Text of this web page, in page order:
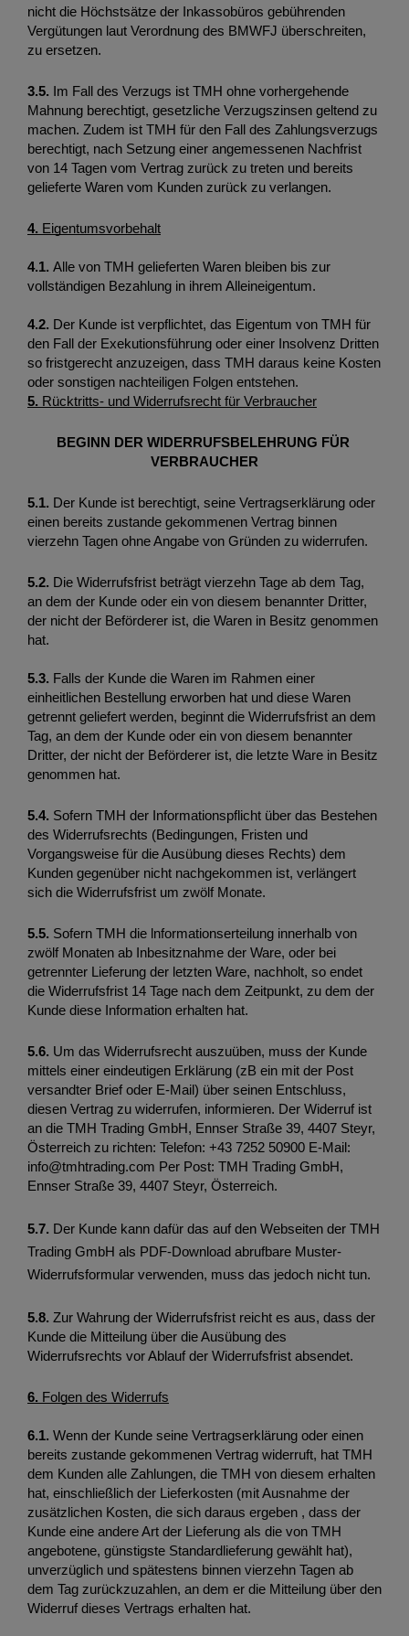
nicht die Höchstsätze der Inkassobüros gebührenden
Vergütungen laut Verordnung des BMWFJ überschreiten,
zu ersetzen.
3.5. Im Fall des Verzugs ist TMH ohne vorhergehende
Mahnung berechtigt, gesetzliche Verzugszinsen geltend zu
machen. Zudem ist TMH für den Fall des Zahlungsverzugs
berechtigt, nach Setzung einer angemessenen Nachfrist
von 14 Tagen vom Vertrag zurück zu treten und bereits
gelieferte Waren vom Kunden zurück zu verlangen.
4. Eigentumsvorbehalt
4.1. Alle von TMH gelieferten Waren bleiben bis zur
vollständigen Bezahlung in ihrem Alleineigentum.
4.2. Der Kunde ist verpflichtet, das Eigentum von TMH für
den Fall der Exekutionsführung oder einer Insolvenz Dritten
so fristgerecht anzuzeigen, dass TMH daraus keine Kosten
oder sonstigen nachteiligen Folgen entstehen.
5. Rücktritts- und Widerrufsrecht für Verbraucher
BEGINN DER WIDERRUFSBELEHRUNG FÜR
VERBRAUCHER
5.1. Der Kunde ist berechtigt, seine Vertragserklärung oder
einen bereits zustande gekommenen Vertrag binnen
vierzehn Tagen ohne Angabe von Gründen zu widerrufen.
5.2. Die Widerrufsfrist beträgt vierzehn Tage ab dem Tag,
an dem der Kunde oder ein von diesem benannter Dritter,
der nicht der Beförderer ist, die Waren in Besitz genommen
hat.
5.3. Falls der Kunde die Waren im Rahmen einer
einheitlichen Bestellung erworben hat und diese Waren
getrennt geliefert werden, beginnt die Widerrufsfrist an dem
Tag, an dem der Kunde oder ein von diesem benannter
Dritter, der nicht der Beförderer ist, die letzte Ware in Besitz
genommen hat.
5.4. Sofern TMH der Informationspflicht über das Bestehen
des Widerrufsrechts (Bedingungen, Fristen und
Vorgangsweise für die Ausübung dieses Rechts) dem
Kunden gegenüber nicht nachgekommen ist, verlängert
sich die Widerrufsfrist um zwölf Monate.
5.5. Sofern TMH die lnformationserteilung innerhalb von
zwölf Monaten ab Inbesitznahme der Ware, oder bei
getrennter Lieferung der letzten Ware, nachholt, so endet
die Widerrufsfrist 14 Tage nach dem Zeitpunkt, zu dem der
Kunde diese Information erhalten hat.
5.6. Um das Widerrufsrecht auszuüben, muss der Kunde
mittels einer eindeutigen Erklärung (zB ein mit der Post
versandter Brief oder E-Mail) über seinen Entschluss,
diesen Vertrag zu widerrufen, informieren. Der Widerruf ist
an die TMH Trading GmbH, Ennser Straße 39, 4407 Steyr,
Österreich zu richten: Telefon: +43 7252 50900 E-Mail:
info@tmhtrading.com Per Post: TMH Trading GmbH,
Ennser Straße 39, 4407 Steyr, Österreich.
5.7. Der Kunde kann dafür das auf den Webseiten der TMH
Trading GmbH als PDF-Download abrufbare Muster-
Widerrufsformular verwenden, muss das jedoch nicht tun.
5.8. Zur Wahrung der Widerrufsfrist reicht es aus, dass der
Kunde die Mitteilung über die Ausübung des
Widerrufsrechts vor Ablauf der Widerrufsfrist absendet.
6. Folgen des Widerrufs
6.1. Wenn der Kunde seine Vertragserklärung oder einen
bereits zustande gekommenen Vertrag widerruft, hat TMH
dem Kunden alle Zahlungen, die TMH von diesem erhalten
hat, einschließlich der Lieferkosten (mit Ausnahme der
zusätzlichen Kosten, die sich daraus ergeben , dass der
Kunde eine andere Art der Lieferung als die von TMH
angebotene, günstigste Standardlieferung gewählt hat),
unverzüglich und spätestens binnen vierzehn Tagen ab
dem Tag zurückzuzahlen, an dem er die Mitteilung über den
Widerruf dieses Vertrags erhalten hat.